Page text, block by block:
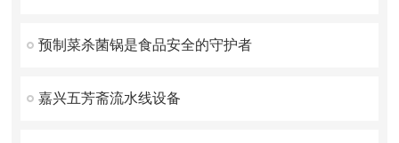
预制菜杀菌锅是食品安全的守护者
嘉兴五芳斋流水线设备